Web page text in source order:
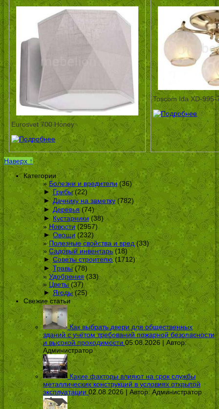
Eurosvet 700 Honey
Toscom Ida XD-995-
Наверх ↑
Категории
Болезни и вредители(36)
► Грибы(22)
► Дачнику на заметку(782)
► Деревья(74)
► Кустарники(38)
Новости(2957)
► Овощи(232)
Полезные свойства и вред(33)
Садовый инвентарь (18)
► Советы строителю(1712)
► Травы(78)
Удобрения(33)
Цветы(37)
► Ягоды(25)
Свежие статьи
Как выбрать двери для общественных
зданий с учётом требований пожарной безопасности
и высокой проходимости 05.08.2026 | Автор:
Администратор
Какие факторы влияют на срок службы
металлических конструкций в условиях открытой
эксплуатации 02.08.2026 | Автор:Администратор